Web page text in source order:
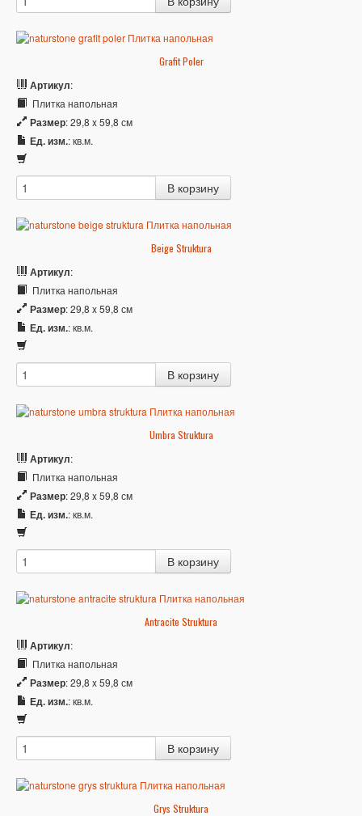
Grafit Poler
Артикул:
Плитка напольная
Размер: 29,8 x 59,8 см
Ед. изм.: кв.м.
Beige Struktura
Артикул:
Плитка напольная
Размер: 29,8 x 59,8 см
Ед. изм.: кв.м.
Umbra Struktura
Артикул:
Плитка напольная
Размер: 29,8 x 59,8 см
Ед. изм.: кв.м.
Antracite Struktura
Артикул:
Плитка напольная
Размер: 29,8 x 59,8 см
Ед. изм.: кв.м.
Grys Struktura